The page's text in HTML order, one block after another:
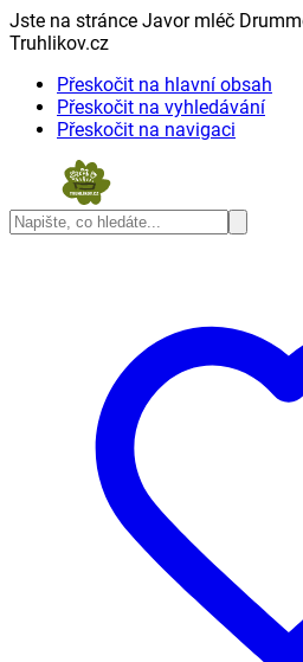
Jste na stránce Javor mléč
Truhlikov.cz
Přeskočit na hlavní obsah
Přeskočit na vyhledávání
Přeskočit na navigaci